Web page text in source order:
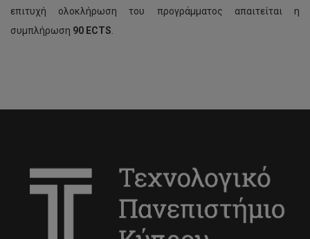
επιτυχή ολοκλήρωση του προγράμματος απαιτείται η
συμπλήρωση 90 ECTS